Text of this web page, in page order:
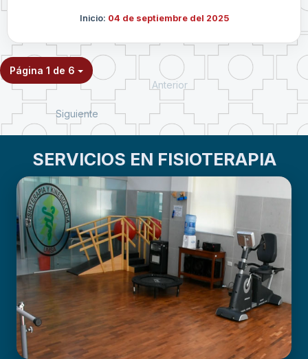
Inicio: 04 de septiembre del 2025
Página 1 de 6
Anterior
Siguiente
SERVICIOS EN FISIOTERAPIA